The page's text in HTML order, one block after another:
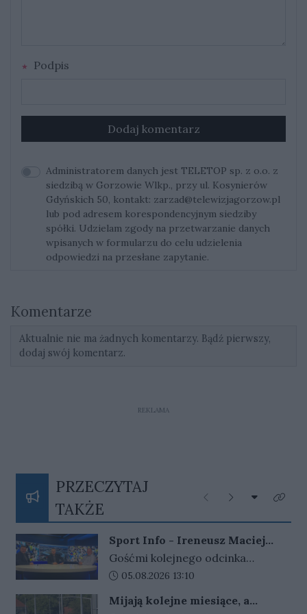
Podpis
Dodaj komentarz
Administratorem danych jest TELETOP sp. z o.o. z
siedzibą w Gorzowie Wlkp., przy ul. Kosynierów
Gdyńskich 50, kontakt: zarzad@telewizjagorzow.pl
lub pod adresem korespondencyjnym siedziby
spółki. Udzielam zgody na przetwarzanie danych
wpisanych w formularzu do celu udzielenia
odpowiedzi na przesłane zapytanie.
Komentarze
Aktualnie nie ma żadnych komentarzy. Bądź pierwszy,
dodaj swój komentarz.
REKLAMA
PRZECZYTAJ
TAKŻE
Poprzednie
Następne
Rozwiń
Kliknij
Sport Info - Ireneusz Maciej
Zmora, Przemysław Ciućka i
Jarosław Miłkowski
Gośćmi kolejnego odcinka
programu Sport Info byli –
prezes Stali Gorzów, Jarosław
Data dodania artykułu:
05.08.2026 13:10
Mijają kolejne miesiące, a